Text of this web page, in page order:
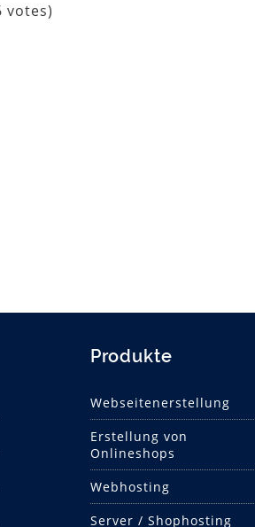
votes)
Produkte
Webseitenerstellung
Erstellung von
Onlineshops
Webhosting
Server / Shophosting